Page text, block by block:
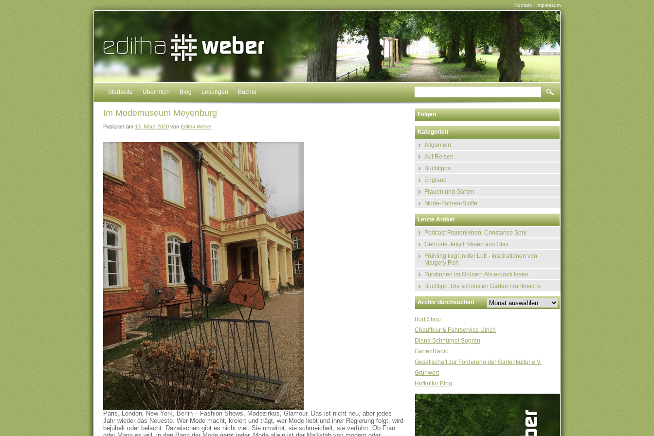
Kontakt | Impressum
Startseite Über mich Blog Lesungen Bücher
Im Modemuseum Meyenburg
Publiziert am 13. März 2020 von Editha Weber
Paris, London, New York, Berlin – Fashion Shows, Modezirkus, Glamour. Das ist nicht neu, aber jedes
Jahr wieder das Neueste. Wer Mode macht, kreiert und trägt, wer Mode liebt und ihrer Regierung folgt, wird
bejubelt oder belacht. Dazwischen gibt es nicht viel. Sie umwirbt, sie schmeichelt, sie verführt. Ob Frau
Folgen
Kategorien
Allgemein
Auf Reisen
Buchtipps
England
Frauen und Gärten
Mode-Farben-Stoffe
Letzte Artikel
Podcast Frauenleben: Constance Spry
Gertrude Jekyll: Vasen aus Glas
Frühling liegt in der Luft - Inspirationen von
Margery Fish
Fürstinnen im Grünen: Als e-book lesen
Buchtipp: Die schönsten Gärten Frankreichs
Archiv durchsuchen
Bod Shop
Chauffeur & Fahrservice Ulrich
Diana Schnürpel Sopran
GartenRadio
Gesellschaft zur Förderung der Gartenkultur e.V.
Grünwort
Hofkultur Blog